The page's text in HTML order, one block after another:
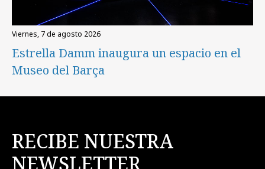
viernes, 7 de agosto 2026
Estrella Damm inaugura un espacio en el
Museo del Barça
RECIBE NUESTRA
NEWSLETTER